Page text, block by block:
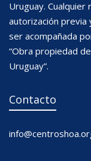
Uruguay.
autorización
ser acompañada
“Obra propiedad
Uruguay”.
Contacto